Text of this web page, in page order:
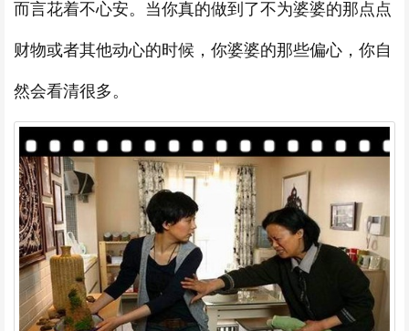
而言花着不心安。当你真的做到了不为婆婆的那点点
财物或者其他动心的时候，你婆婆的那些偏心，你自
然会看清很多。